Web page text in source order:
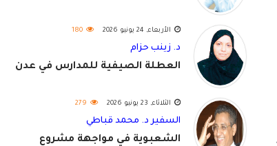
الأربعاء, 24 يونيو 2026 180
د. زينب حزام
العطلة الصيفية للمدارس في عدن
الثلاثاء, 23 يونيو 2026 279
السفير د. محمد قباطي
الشعبوية في مواجهة مشروع